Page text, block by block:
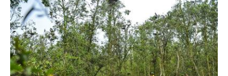
trải qua giai đoạn khử trùng trước khi nước được
cấp đến hộ tiêu thụ. Việc đầu tư hệ thống khử trùng
bằng clo dạng khí hóa lỏng đến từng trạm cấp nước
nhỏ lẻ là không hiệu quả, chi phí đầu tư ban đầu lớn,
dễ dàng xảy ra sự cố nguy hại, từ đó phương án
châm clo dạng hạt được nghiên cứu thực hiện.